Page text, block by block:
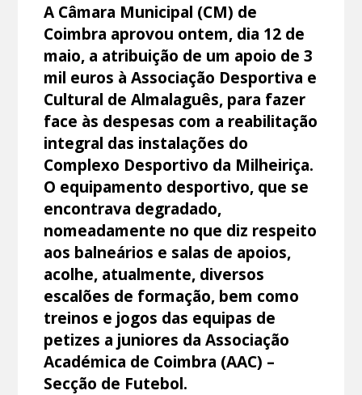
A Câmara Municipal (CM) de
Coimbra aprovou ontem, dia 12 de
maio, a atribuição de um apoio de 3
mil euros à Associação Desportiva e
Cultural de Almalaguês, para fazer
face às despesas com a reabilitação
integral das instalações do
Complexo Desportivo da Milheiriça.
O equipamento desportivo, que se
encontrava degradado,
nomeadamente no que diz respeito
aos balneários e salas de apoios,
acolhe, atualmente, diversos
escalões de formação, bem como
treinos e jogos das equipas de
petizes a juniores da Associação
Académica de Coimbra (AAC) –
Secção de Futebol.